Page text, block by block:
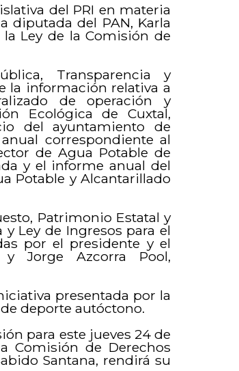
del PRI en materia
diputada del PAN, Karla
Ley de la Comisión de
Transparencia y
la información relativa a
de operación y
Ecológica de Cuxtal,
del ayuntamiento de
correspondiente al
de Agua Potable de
y el informe anual del
Potable y Alcantarillado
Patrimonio Estatal y
Ley de Ingresos para el
por el presidente y el
y Jorge Azcorra Pool,
presentada por la
deporte autóctono.
para este jueves 24 de
Comisión de Derechos
Santana, rendirá su